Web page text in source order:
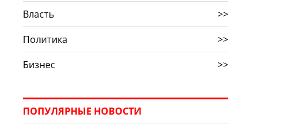
Власть
>>
Политика
>>
Бизнес
>>
ПОПУЛЯРНЫЕ НОВОСТИ